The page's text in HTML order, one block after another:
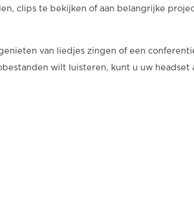
clips te bekijken of aan belangrijke
van liedjes zingen of een
wilt luisteren, kunt u uw